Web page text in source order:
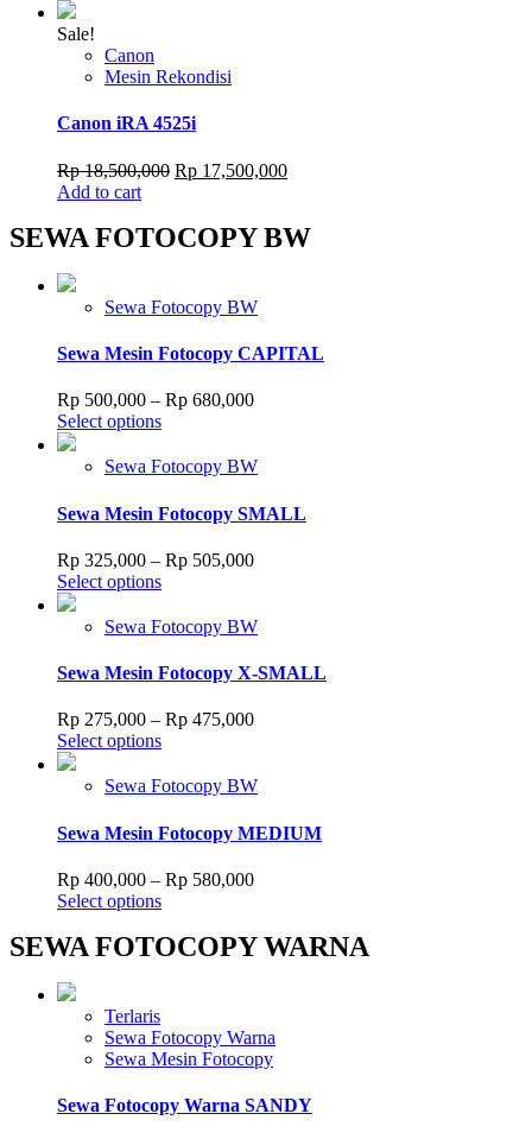
Sale!
Canon
Mesin Rekondisi
Canon iRA 4525i
Rp18,500,000 Original
Rp 18,500,000.
Rp 17,500,000Current
Rp 17,500,000.
Add to cart
SEWA FOTOCOPY BW
Sewa Fotocopy BW
Sewa Mesin Fotocopy CAPITAL
Rp 500,000 – Rp 680,000Price
through
Select optionsThis
has
variants.
The
may
be
on
product
Sewa Fotocopy BW
Sewa Mesin Fotocopy SMALL
Rp 325,000 – Rp 505,000Price
through
Select optionsThis
has
variants.
The
options
may
be
on
product
Sewa Fotocopy BW
Sewa Mesin Fotocopy X-SMALL
Rp 275,000 – Rp 475,000Price
through
Select optionsThis
has
variants.
The
may
be
on
Sewa Fotocopy BW
Sewa Mesin Fotocopy MEDIUM
Rp 400,000 – Rp 580,000Price
through
Select optionsThis
has
options
may
be
on
SEWA FOTOCOPY WARNA
Terlaris
Sewa Fotocopy Warna
Sewa Mesin Fotocopy
Sewa Fotocopy Warna SANDY